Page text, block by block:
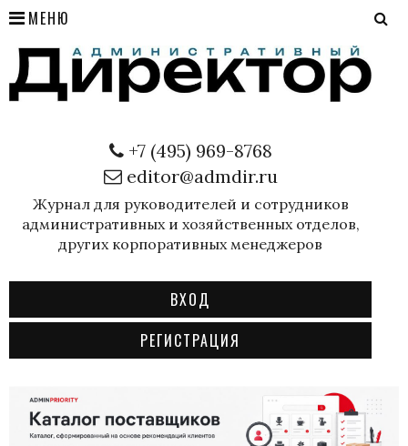
МЕНЮ
+7 (495) 969-8768
editor@admdir.ru
Журнал для руководителей и сотрудников
административных и хозяйственных отделов,
других корпоративных менеджеров
ВХОД
РЕГИСТРАЦИЯ